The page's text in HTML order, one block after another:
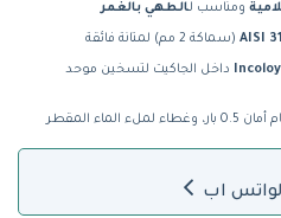
ومناسب لـالطهي بالغمر
(سماكة 2 مم) لمتانة فائقة
داخل الجاكيت لتسخين موحد
لملء الماء المقطر
اب